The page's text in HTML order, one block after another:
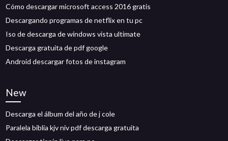
Cómo descargar microsoft access 2016 gratis
Descargando programas de netflix en tu pc
Iso de descarga de windows vista ultimate
Descarga gratuita de pdf google
Android descargar fotos de instagram
New
Descarga el álbum del año de j cole
Paralela biblia kjv niv pdf descarga gratuita